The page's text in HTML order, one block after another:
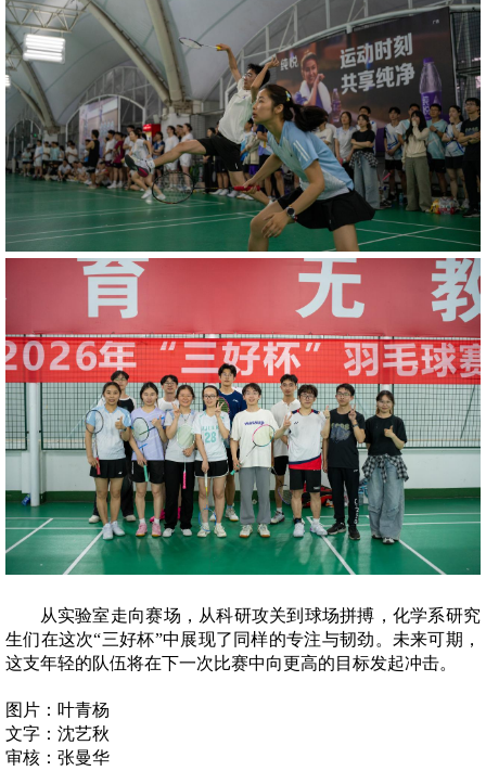
从实验室走向赛场，从科研攻关到球场拼搏，化学系研究
生们在这次“三好杯”中展现了同样的专注与韧劲。未来可期，
这支年轻的队伍将在下一次比赛中向更高的目标发起冲击。
图片：叶青杨
文字：沈艺秋
审核：张曼华